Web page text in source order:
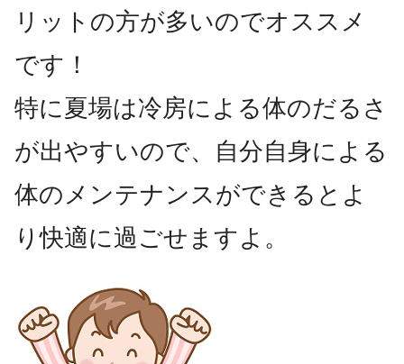
リットの方が多いのでオススメ
です！
特に夏場は冷房による体のだるさ
が出やすいので、自分自身による
体のメンテナンスができるとよ
り快適に過ごせますよ。